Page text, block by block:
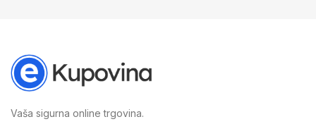
Vaša sigurna online trgovina.